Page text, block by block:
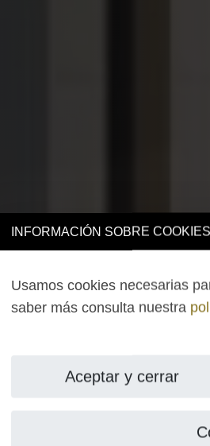
INFORMACIÓN SOBRE COOKIES
Usamos cookies necesarias
saber más consulta nuestra
Aceptar y cerrar